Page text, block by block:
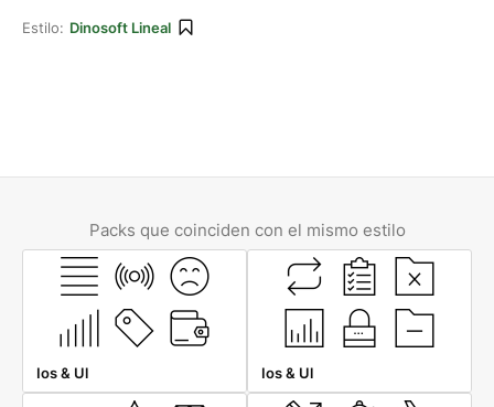
Estilo: Dinosoft Lineal
Packs que coinciden con el mismo estilo
Ios & Ul Ios & Ul